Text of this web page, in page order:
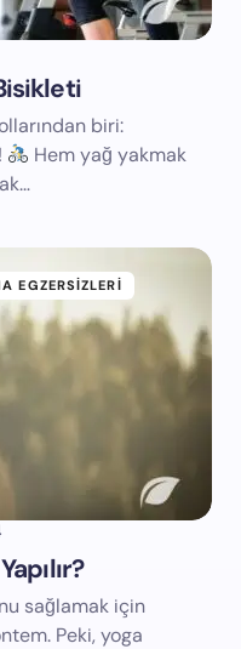
biri:
Hem yağ yakmak
EGZERSIZLERI
sağlamak için
Peki, yoga